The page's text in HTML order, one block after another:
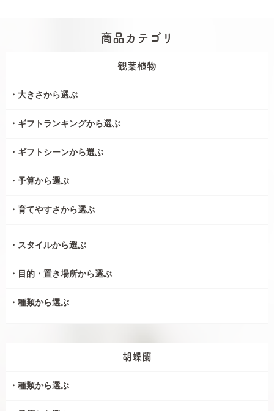
商品カテゴリ
観葉植物
大きさから選ぶ
ギフトランキングから選ぶ
ギフトシーンから選ぶ
予算から選ぶ
育てやすさから選ぶ
スタイルから選ぶ
目的・置き場所から選ぶ
種類から選ぶ
胡蝶蘭
種類から選ぶ